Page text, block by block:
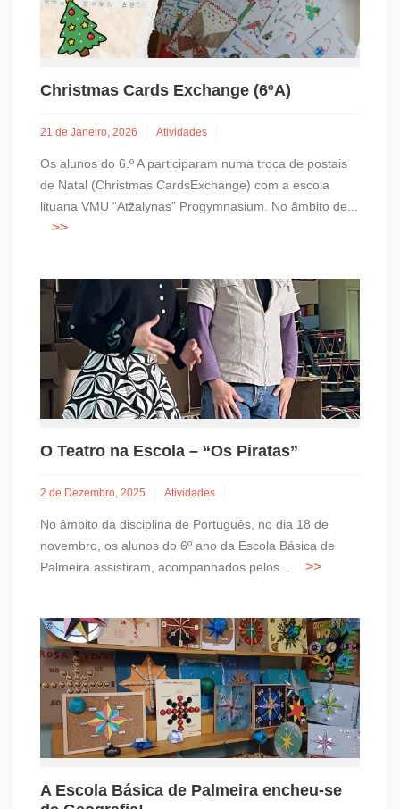
Christmas Cards Exchange (6ºA)
21 de Janeiro, 2026 Atividades
Os alunos do 6.º A participaram numa troca de postais
de Natal (Christmas CardsExchange) com a escola
lituana VMU “Atžalynas” Progymnasium. No âmbito de...
O Teatro na Escola – “Os Piratas”
2 de Dezembro, 2025 Atividades
No âmbito da disciplina de Português, no dia 18 de
novembro, os alunos do 6º ano da Escola Básica de
Palmeira assistiram, acompanhados pelos...
A Escola Básica de Palmeira encheu-se